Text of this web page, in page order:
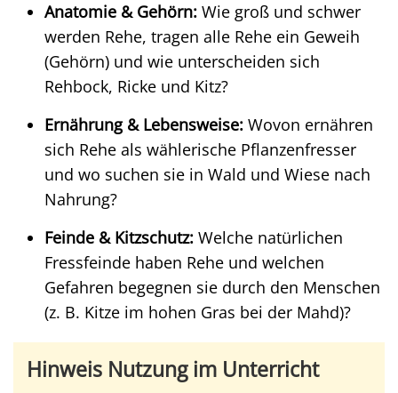
Anatomie & Gehörn: Wie groß und schwer
werden Rehe, tragen alle Rehe ein Geweih
(Gehörn) und wie unterscheiden sich
Rehbock, Ricke und Kitz?
Ernährung & Lebensweise: Wovon ernähren
sich Rehe als wählerische Pflanzenfresser
und wo suchen sie in Wald und Wiese nach
Nahrung?
Feinde & Kitzschutz: Welche natürlichen
Fressfeinde haben Rehe und welchen
Gefahren begegnen sie durch den Menschen
(z. B. Kitze im hohen Gras bei der Mahd)?
Hinweis Nutzung im Unterricht